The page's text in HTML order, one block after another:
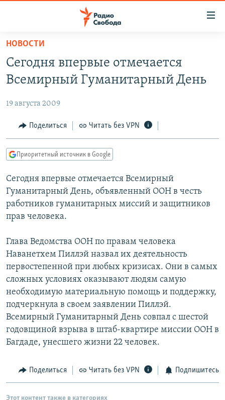
упрощенного
доступа
Вернуться
основному
Вернутся
главной
навигации
Вернутся
поиску
ПОДКАСТЫ
АВТОРСКИЕ ПРОЕКТЫ
ЦИТАТЫ СВОБОДЫ
МНЕНИЯ
IDEL.РЕАЛИИ
КАВКАЗ.РЕАЛИИ
СЕВЕР.РЕАЛИИ
СИБИРЬ.РЕАЛИИ
ПОДПИШИТЕСЬ НА РАССЫЛКУ
СОЦИАЛЬНЫЕ СЕТИ
Все сайты РСЕ/РС
НОВОСТИ
Сегодня впервые отмечается
Всемирный Гуманитарный День
19 августа 2009
Поделиться Читать без VPN
Приоритетный источник в Google
Сегодня впервые отмечается Всемирный
Гуманитарный День, объявленный ООН в честь
работников гуманитарных миссий и защитников
прав человека.
Глава Ведомства ООН по правам человека
Наванетхем Пиллэй назвал их деятельность
первостепенной при любых кризисах. Они в самых
сложных условиях оказывают людям самую
необходимую материальную помощь и поддержку,
подчеркнула в своем заявлении Пиллэй.
Всемирный Гуманитарный День совпал с шестой
годовщиной взрыва в штаб-квартире миссии ООН в
Багдаде, унесшего жизни 22 человек.
Поделиться Читать без VPN Подпишитесь
Этот контент также в категориях